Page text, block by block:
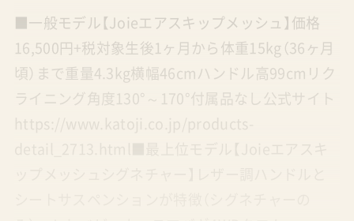
■一般モデル【Joieエアスキップメッシュ】価格
16,500円+税対象生後1ヶ月から体重15kg（36ヶ月
頃）まで重量4.3kg横幅46cmハンドル高99cmリク
ライニング角度130°～170°付属品なし公式サイト